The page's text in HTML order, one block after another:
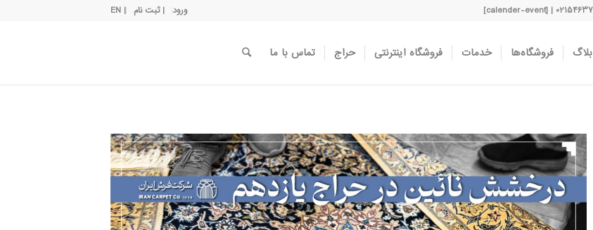
ورود | ثبت نام | EN
بلاگ فروشگاه‌ها خدمات فروشگاه اینترنتی حراج تماس با ما